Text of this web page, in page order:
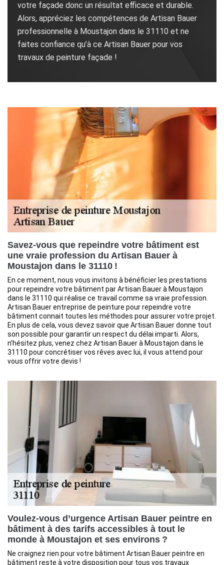
votre façade donc un résultat efficace et durable.
Alors, appréciez les compétences de Artisan Bauer
professionnelle à Moustajon dans le 31110 et ne
faites confiance qu’à ce Artisan Bauer pour vos
travaux de peinture façade !
Savez-vous que repeindre votre bâtiment est
une vraie profession du Artisan Bauer à
Moustajon dans le 31110 !
En ce moment, nous vous invitons à bénéficier les prestations
pour repeindre votre bâtiment par Artisan Bauer à Moustajon
dans le 31110 qui réalise ce travail comme sa vraie profession.
Artisan Bauer entreprise de peinture pour repeindre votre
bâtiment connait toutes les méthodes pour assurer votre projet.
En plus de cela, vous devez savoir que Artisan Bauer donne tout
son possible pour garantir un respect du délai imparti. Alors,
n’hésitez plus, venez chez Artisan Bauer à Moustajon dans le
31110 pour concrétiser vos rêves avec lui, il vous attend pour
vous offrir votre devis !
Voulez-vous d’urgence Artisan Bauer peintre en
bâtiment à des tarifs accessibles à tout le
monde à Moustajon et ses environs ?
Ne craignez rien pour votre bâtiment Artisan Bauer peintre en
bâtiment reste à votre disposition pour tous vos travaux